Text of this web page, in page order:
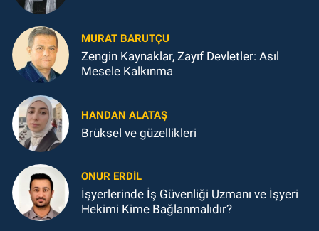
MURAT BARUTÇU
Zengin Kaynaklar, Zayıf Devletler: Asıl
Mesele Kalkınma
HANDAN ALATAŞ
Brüksel ve güzellikleri
ONUR ERDIL
İşyerlerinde İş Güvenliği Uzmanı ve İşyeri
Hekimi Kime Bağlanmalıdır?